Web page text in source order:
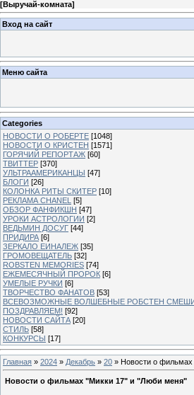
[Выручай-комната]
Вход на сайт
Меню сайта
Categories
НОВОСТИ О РОБЕРТЕ [1048]
НОВОСТИ О КРИСТЕН [1571]
ГОРЯЧИЙ РЕПОРТАЖ [60]
ТВИТТЕР [370]
УЛЬТРААМЕРИКАНЦЫ [47]
БЛОГИ [26]
КОЛОНКА РИТЫ СКИТЕР [10]
РЕКЛАМА CHANEL [5]
ОБЗОР ФАНФИКШН [47]
УРОКИ АСТРОЛОГИИ [2]
ВЕДЬМИН ДОСУГ [44]
ПРИДИРА [6]
ЗЕРКАЛО ЕИНАЛЕЖ [35]
ГРОМОВЕЩАТЕЛЬ [32]
ROBSTEN MEMORIES [74]
ЕЖЕМЕСЯЧНЫЙ ПРОРОК [6]
УМЕЛЫЕ РУЧКИ [6]
ТВОРЧЕСТВО ФАНАТОВ [53]
ВСЕВОЗМОЖНЫЕ ВОЛШЕБНЫЕ РОБСТЕН
ПОЗДРАВЛЯЕМ! [92]
НОВОСТИ САЙТА [20]
СТИЛЬ [58]
КОНКУРСЫ [17]
Главная » 2024 » Декабрь » 20 » Новости о
Новости о фильмах "Микки 17" и "Люби меня"